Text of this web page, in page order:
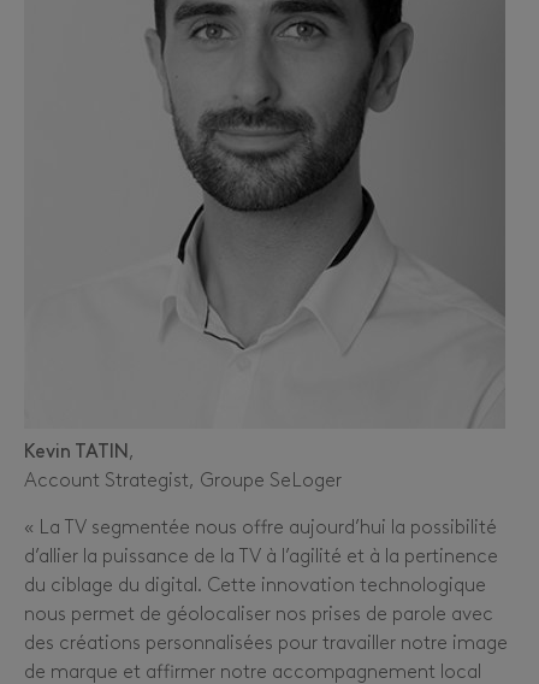
Kevin TATIN,
Account Strategist, Groupe SeLoger
« La TV segmentée nous offre aujourd’hui la possibilité
d’allier la puissance de la TV à l’agilité et à la pertinence
du ciblage du digital. Cette innovation technologique
nous permet de géolocaliser nos prises de parole avec
des créations personnalisées pour travailler notre image
de marque et affirmer notre accompagnement local